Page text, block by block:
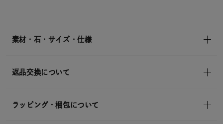
素材・石・サイズ・仕様
返品交換について
ラッピング・梱包について